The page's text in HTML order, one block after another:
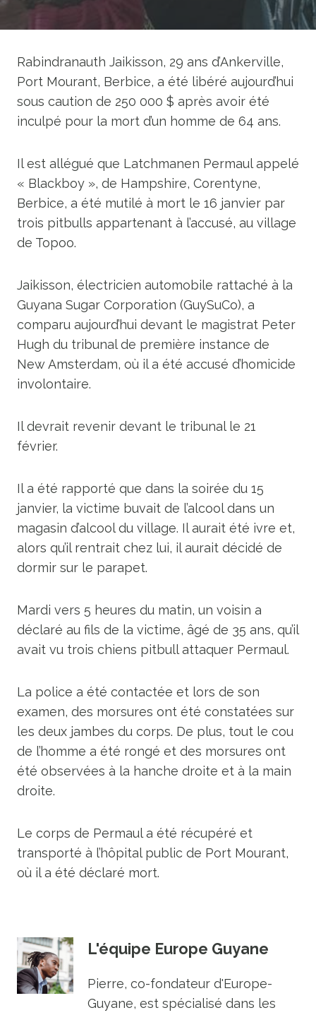
Rabindranauth Jaikisson, 29 ans d’Ankerville,
Port Mourant, Berbice, a été libéré aujourd’hui
sous caution de 250 000 $ après avoir été
inculpé pour la mort d’un homme de 64 ans.
Il est allégué que Latchmanen Permaul appelé
« Blackboy », de Hampshire, Corentyne,
Berbice, a été mutilé à mort le 16 janvier par
trois pitbulls appartenant à l’accusé, au village
de Topoo.
Jaikisson, électricien automobile rattaché à la
Guyana Sugar Corporation (GuySuCo), a
comparu aujourd’hui devant le magistrat Peter
Hugh du tribunal de première instance de
New Amsterdam, où il a été accusé d’homicide
involontaire.
Il devrait revenir devant le tribunal le 21
février.
Il a été rapporté que dans la soirée du 15
janvier, la victime buvait de l’alcool dans un
magasin d’alcool du village. Il aurait été ivre et,
alors qu’il rentrait chez lui, il aurait décidé de
dormir sur le parapet.
Mardi vers 5 heures du matin, un voisin a
déclaré au fils de la victime, âgé de 35 ans, qu’il
avait vu trois chiens pitbull attaquer Permaul.
La police a été contactée et lors de son
examen, des morsures ont été constatées sur
les deux jambes du corps. De plus, tout le cou
de l’homme a été rongé et des morsures ont
été observées à la hanche droite et à la main
droite.
Le corps de Permaul a été récupéré et
transporté à l’hôpital public de Port Mourant,
où il a été déclaré mort.
L'équipe Europe Guyane
Pierre, co-fondateur d'Europe-
Guyane, est spécialisé dans les